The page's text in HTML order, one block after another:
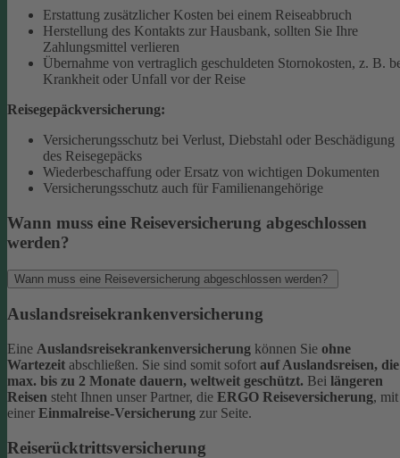
Erstattung zusätzlicher Kosten bei einem Reiseabbruch
Herstellung des Kontakts zur Hausbank, sollten Sie Ihre
Zahlungsmittel verlieren
Übernahme von vertraglich geschuldeten Stornokosten, z. B.
Krankheit oder Unfall vor der Reise
Reisegepäckversicherung:
Versicherungsschutz bei Verlust, Diebstahl oder Beschädigung
des Reisegepäcks
Wiederbeschaffung oder Ersatz von wichtigen Dokumenten
Versicherungsschutz auch für Familienangehörige
Wann muss eine Reiseversicherung abgeschlossen
werden?
Wann muss eine Reiseversicherung abgeschlossen werden?
Auslandsreisekrankenversicherung
Eine Auslandsreisekrankenversicherung können Sie ohne
Wartezeit abschließen. Sie sind somit sofort auf Auslandsreisen, die
max. bis zu 2 Monate dauern, weltweit geschützt. Bei längeren
Reisen steht Ihnen unser Partner, die ERGO Reiseversicherung, mit
einer Einmalreise-Versicherung zur Seite.
Reiserücktrittsversicherung